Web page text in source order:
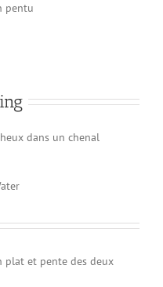
pentu
dans un chenal
plat et pente des deux